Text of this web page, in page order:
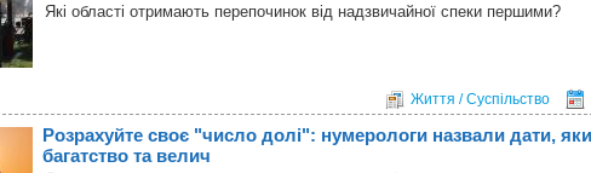
Які області отримають перепочинок від надзвичайної спеки першими?
Життя / Суспільство
Розрахуйте своє "число долі": нумерологи назвали дати,
багатство та велич